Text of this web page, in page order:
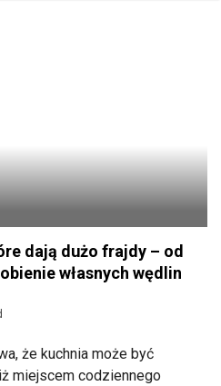
dają dużo frajdy – od
własnych wędlin
że kuchnia może być
miejscem codziennego